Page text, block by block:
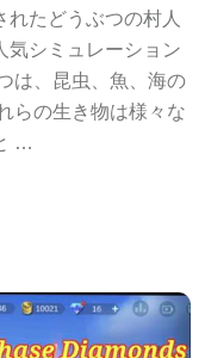
たどうぶつの村人
気シミュレーション
は、昆虫、魚、海の
らの生き物は様々な
…